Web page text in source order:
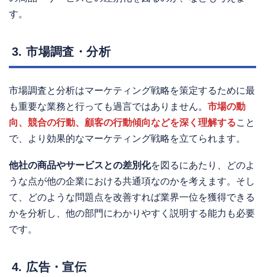
す。
3. 市場調査・分析
市場調査と分析はマーケティング戦略を策定するために最
も重要な業務と行っても過言ではありません。 市場の動
向、競合の行動、顧客の行動傾向などを深く理解すること
で、より効果的なマーケティング戦略を立てられます。
他社の商品やサービスとの差別化を図るにあたり、どのよ
うな点が他の企業における共通項なのかを考えます。そし
て、どのような問題点を改善すれば業界一位を獲得できる
かを分析し、他の部門にわかりやすく説明する能力も必要
です。
4. 広告・宣伝